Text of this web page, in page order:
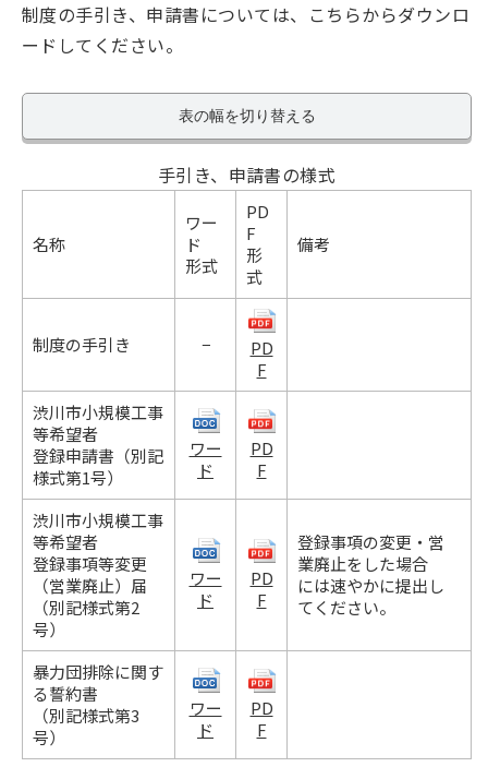
制度の手引き、申請書については、こちらからダウンロ
ードしてください。
表の幅を切り替える
手引き、申請書の様式
名称
ワー
ド
形式
PD
F
形
式
備考
制度の手引き −
PD
F
渋川市小規模工事
等希望者
登録申請書（別記
様式第1号）
ワー
ド
PD
F
渋川市小規模工事
等希望者
登録事項等変更
（営業廃止）届
（別記様式第2
号）
ワー
ド
PD
F
登録事項の変更・営
業廃止をした場合
には速やかに提出し
てください。
暴力団排除に関す
る誓約書
（別記様式第3
号）
ワー
ド
PD
F